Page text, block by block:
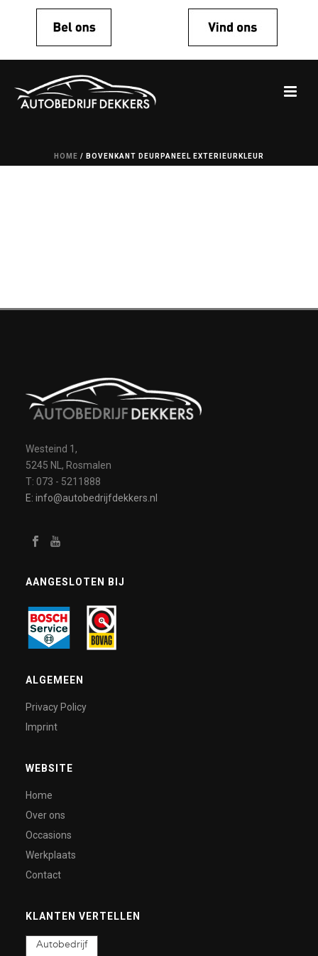
HOME / BOVENKANT DEURPANEEL EXTERIEURKLEUR
Westeind 1,
5245 NL, Rosmalen
T: 073 - 5211888
E: info@autobedrijfdekkers.nl
AANGESLOTEN BIJ
ALGEMEEN
Privacy Policy
Imprint
WEBSITE
Home
Over ons
Occasions
Werkplaats
Contact
KLANTEN VERTELLEN
Autobedrijf